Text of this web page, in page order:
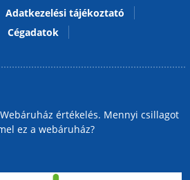
Adatkezelési tájékoztató
Cégadatok